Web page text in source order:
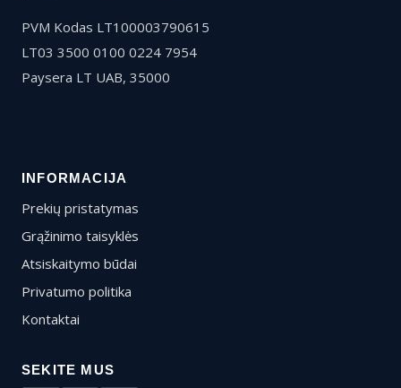
PVM Kodas LT100003790615
LT03 3500 0100 0224 7954
Paysera LT UAB, 35000
INFORMACIJA
Prekių pristatymas
Grąžinimo taisyklės
Atsiskaitymo būdai
Privatumo politika
Kontaktai
SEKITE MUS